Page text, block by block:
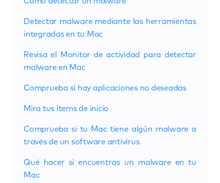
Detectar malware mediante las herramientas
integradas en tu Mac
Revisa el Monitor de actividad para detectar
malware en Mac
Comprueba si hay aplicaciones no deseadas
Mira tus ítems de inicio
Comprueba si tu Mac tiene algún malware a
través de un software antivirus
Qué hacer si encuentras un malware en tu
Mac